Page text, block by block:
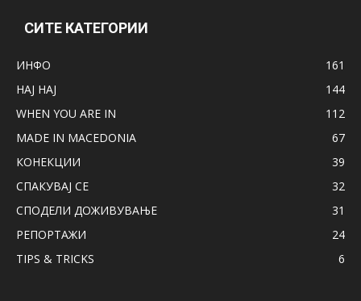
СИТЕ КАТЕГОРИИ
ИНФО
161
НАЈ НАЈ
144
WHEN YOU ARE IN
112
MADE IN MACEDONIA
67
КОНЕКЦИИ
39
СПАКУВАЈ СЕ
32
СПОДЕЛИ ДОЖИВУВАЊЕ
31
РЕПОРТАЖИ
24
TIPS & TRICKS
6